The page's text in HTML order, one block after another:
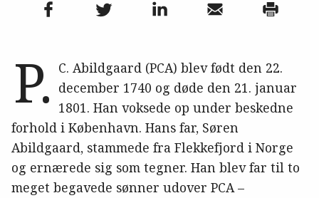
P. C. Abildgaard (PCA) blev født den 22.
december 1740 og døde den 21. januar
1801. Han voksede op under beskedne
forhold i København. Hans far, Søren
Abildgaard, stammede fra Flekkefjord i Norge
og ernærede sig som tegner. Han blev far til to
meget begavede sønner udover PCA –